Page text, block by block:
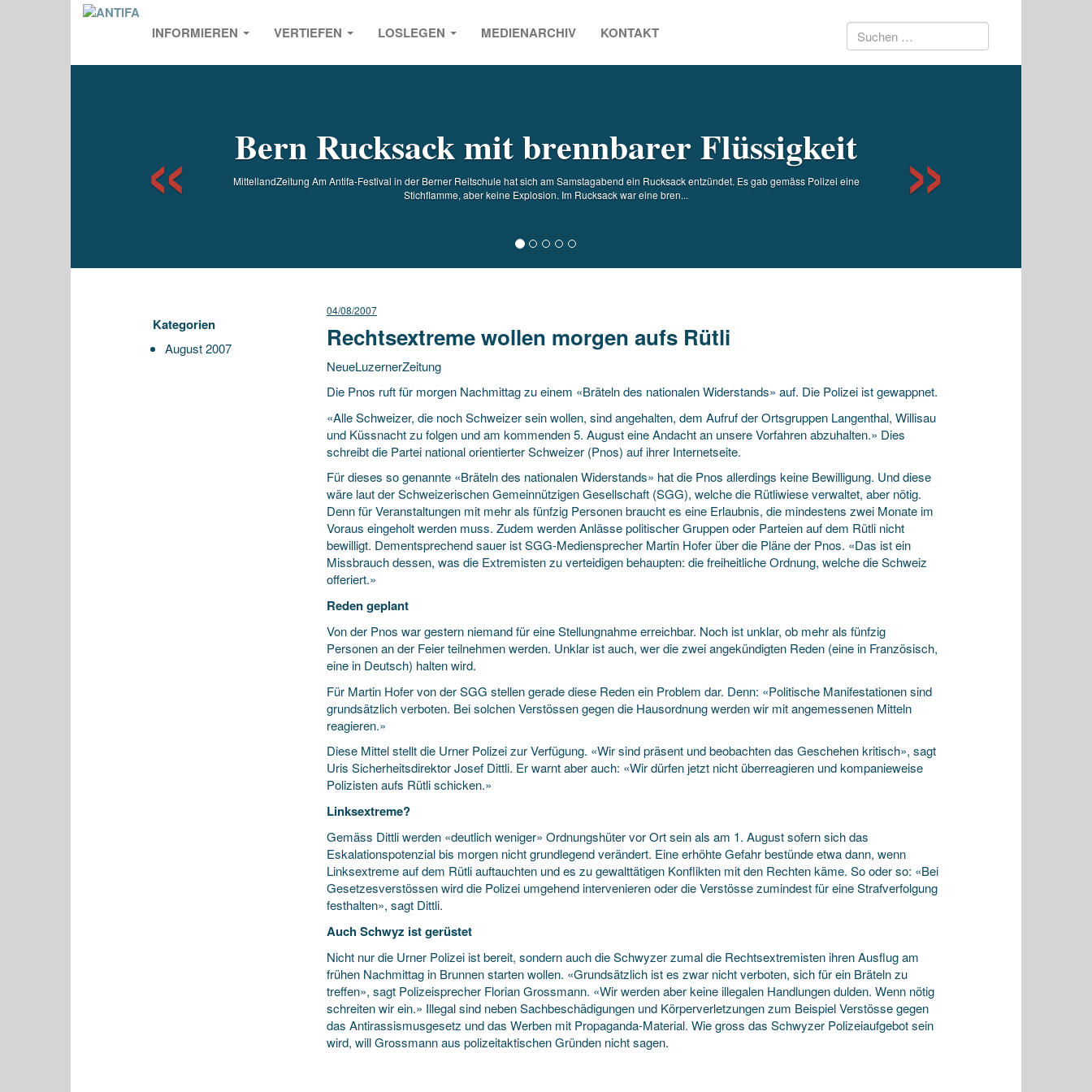
INFORMIEREN VERTIEFEN LOSLEGEN MEDIENARCHIV KONTAKT Suchen
Bern Rucksack mit brennbarer Flüssigkeit
MittellandZeitung Am Antifa-Festival in der Berner Reitschule hat sich am Samstagabend ein Rucksack entzündet. Es gab gemäss Polizei eine
Stichflamme, aber keine Explosion. Im Rucksack war eine bren...
Kategorien
August 2007
04/08/2007
Rechtsextreme wollen morgen aufs Rütli
NeueLuzernerZeitung
Die Pnos ruft für morgen Nachmittag zu einem «Bräteln des nationalen Widerstands» auf. Die Polizei ist gewappnet.
«Alle Schweizer, die noch Schweizer sein wollen, sind angehalten, dem Aufruf der Ortsgruppen Langenthal, Willisau
und Küssnacht zu folgen und am kommenden 5. August eine Andacht an unsere Vorfahren abzuhalten.» Dies
schreibt die Partei national orientierter Schweizer (Pnos) auf ihrer Internetseite.
Für dieses so genannte «Bräteln des nationalen Widerstands» hat die Pnos allerdings keine Bewilligung. Und diese
wäre laut der Schweizerischen Gemeinnützigen Gesellschaft (SGG), welche die Rütliwiese verwaltet, aber nötig.
Denn für Veranstaltungen mit mehr als fünfzig Personen braucht es eine Erlaubnis, die mindestens zwei Monate im
Voraus eingeholt werden muss. Zudem werden Anlässe politischer Gruppen oder Parteien auf dem Rütli nicht
bewilligt. Dementsprechend sauer ist SGG-Mediensprecher Martin Hofer über die Pläne der Pnos. «Das ist ein
Missbrauch dessen, was die Extremisten zu verteidigen behaupten: die freiheitliche Ordnung, welche die Schweiz
offeriert.»
Reden geplant
Von der Pnos war gestern niemand für eine Stellungnahme erreichbar. Noch ist unklar, ob mehr als fünfzig
Personen an der Feier teilnehmen werden. Unklar ist auch, wer die zwei angekündigten Reden (eine in Französisch,
eine in Deutsch) halten wird.
Für Martin Hofer von der SGG stellen gerade diese Reden ein Problem dar. Denn: «Politische Manifestationen sind
grundsätzlich verboten. Bei solchen Verstössen gegen die Hausordnung werden wir mit angemessenen Mitteln
reagieren.»
Diese Mittel stellt die Urner Polizei zur Verfügung. «Wir sind präsent und beobachten das Geschehen kritisch», sagt
Uris Sicherheitsdirektor Josef Dittli. Er warnt aber auch: «Wir dürfen jetzt nicht überreagieren und kompanieweise
Polizisten aufs Rütli schicken.»
Linksextreme?
Gemäss Dittli werden «deutlich weniger» Ordnungshüter vor Ort sein als am 1. August sofern sich das
Eskalationspotenzial bis morgen nicht grundlegend verändert. Eine erhöhte Gefahr bestünde etwa dann, wenn
Linksextreme auf dem Rütli auftauchten und es zu gewalttätigen Konflikten mit den Rechten käme. So oder so: «Bei
Gesetzesverstössen wird die Polizei umgehend intervenieren oder die Verstösse zumindest für eine Strafverfolgung
festhalten», sagt Dittli.
Auch Schwyz ist gerüstet
Nicht nur die Urner Polizei ist bereit, sondern auch die Schwyzer zumal die Rechtsextremisten ihren Ausflug am
frühen Nachmittag in Brunnen starten wollen. «Grundsätzlich ist es zwar nicht verboten, sich für ein Bräteln zu
treffen», sagt Polizeisprecher Florian Grossmann. «Wir werden aber keine illegalen Handlungen dulden. Wenn nötig
schreiten wir ein.» Illegal sind neben Sachbeschädigungen und Körperverletzungen zum Beispiel Verstösse gegen
das Antirassismusgesetz und das Werben mit Propaganda-Material. Wie gross das Schwyzer Polizeiaufgebot sein
wird, will Grossmann aus polizeitaktischen Gründen nicht sagen.